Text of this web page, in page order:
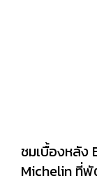
ชมเบื้องหลัง
Michelin ที่